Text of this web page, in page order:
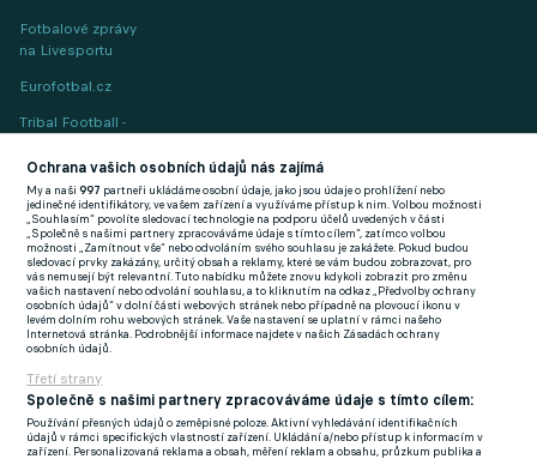
Fotbalové zprávy
na Livesportu
Eurofotbal.cz
Tribal Football -
(EN)
FlashFutbal (SK)
Tenisportal.cz
Tenisové zprávy
na Livesportu
Podmínky užití GDPR a žurnalistika
Ochrana vašich osobních údajů nás zajímá
My a naši997 partneři ukládáme osobní údaje, jako jsou údaje o prohlížení nebo
jedinečné identifikátory, ve vašem zařízení a využíváme přístup k nim. Volbou možnosti
„Souhlasím“ povolíte sledovací technologie na podporu účelů uvedených v části
„Společně s našimi partnery zpracováváme údaje s tímto cílem“, zatímco volbou
možnosti „Zamítnout vše“ nebo odvoláním svého souhlasu je zakážete. Pokud budou
sledovací prvky zakázány, určitý obsah a reklamy, které se vám budou zobrazovat, pro
vás nemusejí být relevantní. Tuto nabídku můžete znovu kdykoli zobrazit pro změnu
vašich nastavení nebo odvolání souhlasu, a to kliknutím na odkaz „Předvolby ochrany
osobních údajů“ v dolní části webových stránek nebo případně na plovoucí ikonu v
levém dolním rohu webových stránek. Vaše nastavení se uplatní v rámci našeho
Internetová stránka. Podrobnější informace najdete v našich Zásadách ochrany
osobních údajů.
Třetí strany
Společně s našimi partnery zpracováváme údaje s tímto cílem:
Používání přesných údajů o zeměpisné poloze. Aktivní vyhledávání identifikačních
údajů v rámci specifických vlastností zařízení. Ukládání a/nebo přístup k informacím v
zařízení. Personalizovaná reklama a obsah, měření reklam a obsahu, průzkum publika a